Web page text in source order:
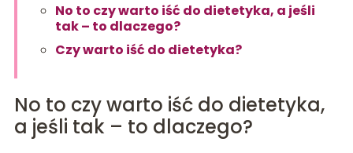
No to czy warto iść do dietetyka, a jeśli
tak – to dlaczego?
Czy warto iść do dietetyka?
No to czy warto iść do dietetyka,
a jeśli tak – to dlaczego?